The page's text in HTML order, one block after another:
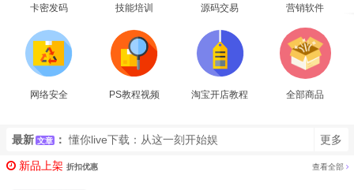
卡密发码 技能培训 源码交易 营销软件
网络安全 PS教程视频 淘宝开店教程 全部商品
最新 文章 ： 懂你live下载：从这一刻开始娱
乐升级
更多
新品上架 折扣优惠 查看全部